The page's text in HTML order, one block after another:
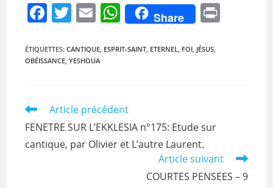
F
c
e
o
o
k
T
itt
er
E
ai
l
W
h
at
p
p
Share
ÉTIQUETTES:CANTIQUE ESPRIT-SAINT ETERNEL FOI JÉSUS
OBÉISSANCE YESHOUA
Read
articles
Article précédent
FENETRE SUR L’EKKLESIA n°175: Etude sur
cantique, par Olivier et L’autre Laurent.
Article suivant
COURTES PENSEES – 9